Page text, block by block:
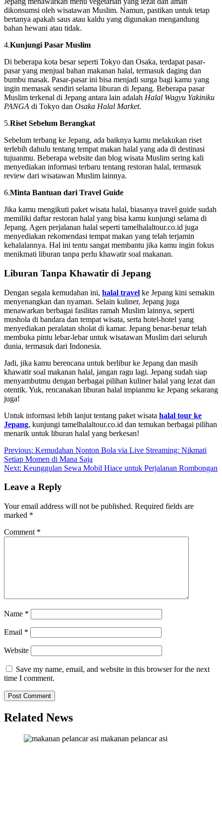
dikonsumsi oleh wisatawan Muslim. Namun, pastikan untuk tetap
bertanya apakah saus atau kaldu yang digunakan mengandung
bahan hewani atau tidak.
4.Kunjungi Pasar Muslim
Di beberapa kota besar seperti Tokyo dan Osaka, terdapat pasar-
pasar yang menjual bahan makanan halal, termasuk daging dan
bumbu masak. Pasar-pasar ini bisa menjadi surga bagi kamu yang
ingin memasak sendiri selama liburan di Jepang. Beberapa pasar
Muslim terkenal di Jepang antara lain adalah Halal Wagyu Yakiniku
PANGA di Tokyo dan Osaka Halal Market.
5.Riset Sebelum Berangkat
Sebelum terbang ke Jepang, ada baiknya kamu melakukan riset
terlebih dahulu tentang tempat makan halal yang ada di destinasi
tujuanmu. Beberapa website dan blog wisata Muslim sering kali
menyediakan informasi terbaru tentang restoran halal, termasuk
review dari wisatawan Muslim lainnya.
6.Minta Bantuan dari Travel Guide
Jika kamu mengikuti paket wisata halal, biasanya travel guide sudah
memiliki daftar restoran halal yang bisa kamu kunjungi selama di
Jepang. Agen perjalanan halal seperti tamelhalaltour.co.id juga
menyediakan rekomendasi tempat makan yang telah terjamin
kehalalannya. Hal ini tentu sangat membantu jika kamu ingin fokus
menikmati liburan tanpa perlu khawatir soal makanan.
Liburan Tanpa Khawatir di Jepang
Dengan segala kemudahan ini, halal travel ke Jepang kini semakin
menyenangkan dan nyaman. Selain kuliner, Jepang juga
menawarkan berbagai fasilitas ramah Muslim lainnya, seperti
mushola di bandara dan tempat wisata, serta hotel-hotel yang
menyediakan peralatan sholat di kamar. Jepang benar-benar telah
membuka pintu lebar-lebar untuk wisatawan Muslim dari seluruh
dunia, termasuk dari Indonesia.
Jadi, jika kamu berencana untuk berlibur ke Jepang dan masih
khawatir soal makanan halal, jangan ragu lagi. Jepang sudah siap
menyambutmu dengan berbagai pilihan kuliner halal yang lezat dan
otentik. Yuk, rencanakan liburan halal impianmu ke Jepang sekarang
juga!
Untuk informasi lebih lanjut tentang paket wisata halal tour ke
Jepang, kunjungi tamelhalaltour.co.id dan temukan berbagai pilihan
menarik untuk liburan halal yang berkesan!
Post
navigation
Previous: Kemudahan Nonton Bola via Live Streaming: Nikmati
Setiap Momen di Mana Saja
Next: Keunggulan Sewa Mobil Hiace untuk Perjalanan Rombongan
Leave a Reply
Your email address will not be published. Required fields are
marked *
Comment *
Name *
Email *
Website
Save my name, email, and website in this browser for the next
time I comment.
Related News
makanan pelancar asi